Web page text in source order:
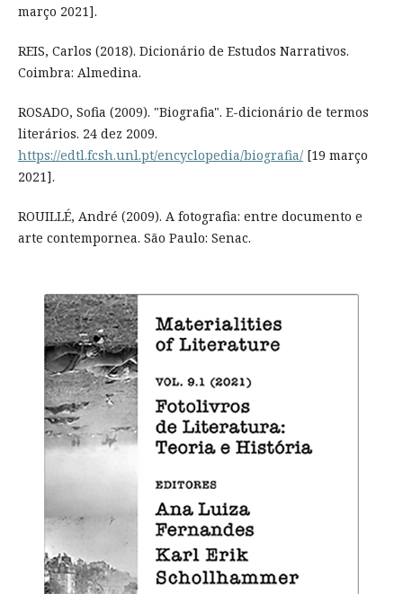
março 2021].
REIS, Carlos (2018). Dicionário de Estudos Narrativos.
Coimbra: Almedina.
ROSADO, Sofia (2009). "Biografia". E-dicionário de termos
literários. 24 dez 2009.
https://edtl.fcsh.unl.pt/encyclopedia/biografia/[19 março
2021].
ROUILLÉ, André (2009). A fotografia: entre documento e
arte contempornea. São Paulo: Senac.